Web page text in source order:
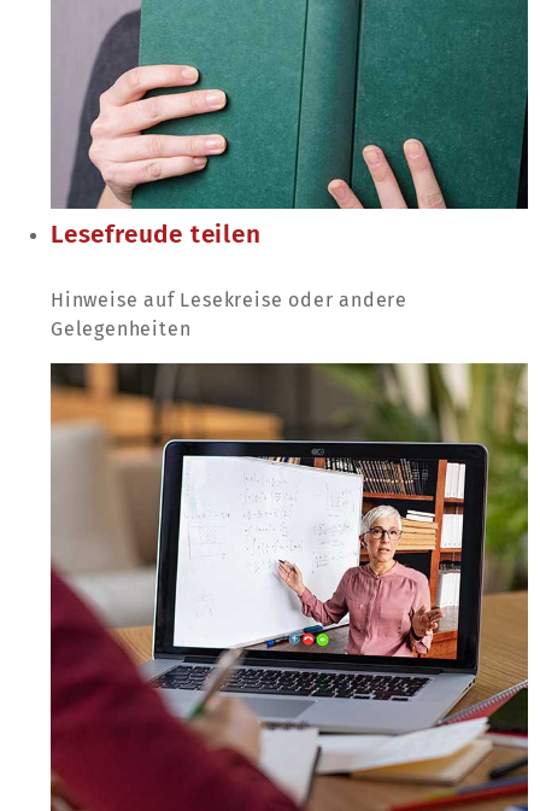
Lesefreude teilen
Hinweise auf Lesekreise oder andere
Gelegenheiten